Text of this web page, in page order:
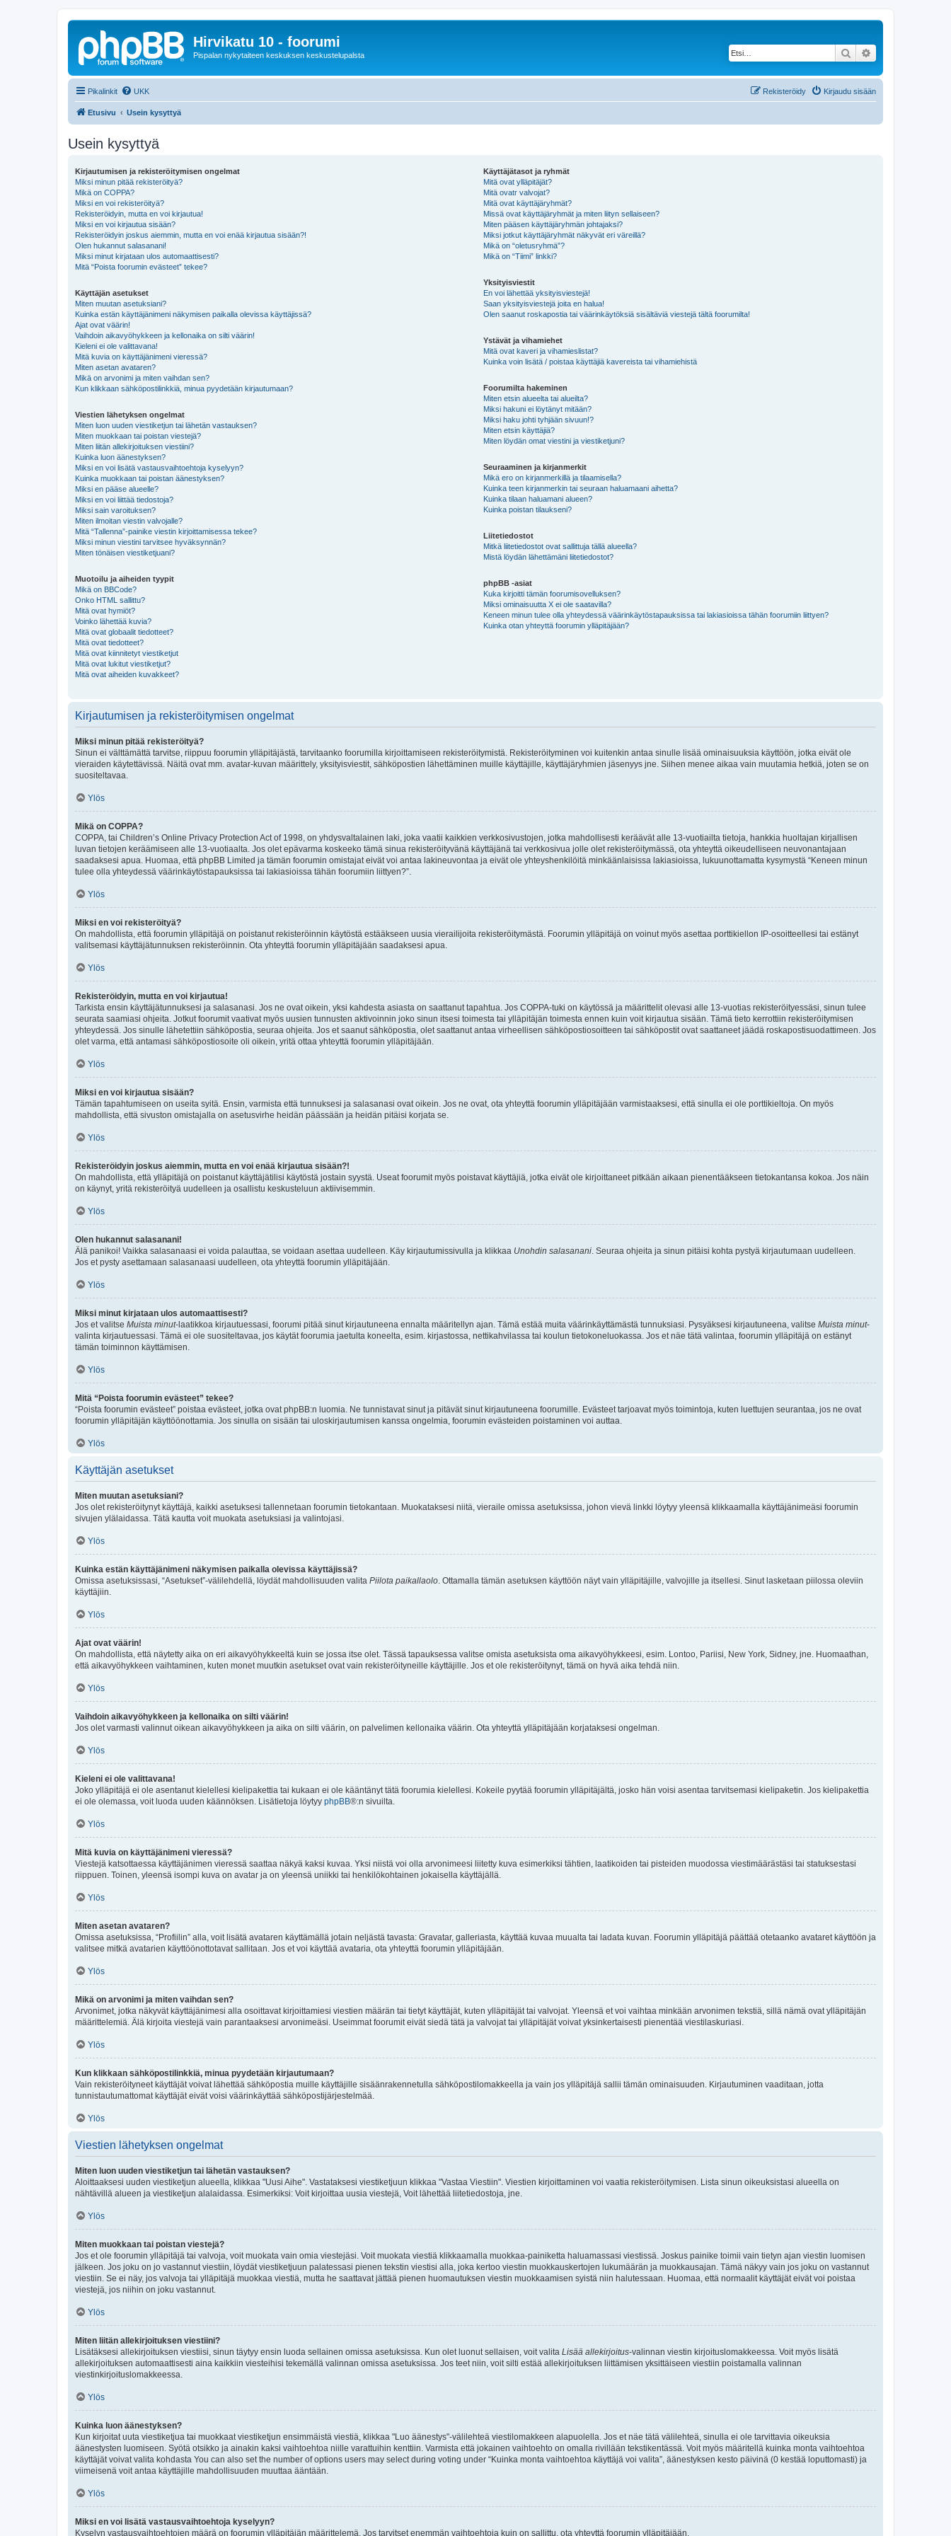
Hirvikatu 10 - foorumi
Pispalan nykytaiteen keskuksen keskustelupalsta Etsi
Pikalinkit UKK Kirjaudu sisään
Rekisteröidy
Etusivu Usein kysyttyä
Usein kysyttyä
Kirjautumisen ja rekisteröitymisen ongelmat
Miksi minun pitää rekisteröityä?
Mikä on COPPA?
Miksi en voi rekisteröityä?
Rekisteröidyin, mutta en voi kirjautua!
Miksi en voi kirjautua sisään?
Rekisteröidyin joskus aiemmin, mutta en voi enää kirjautua sisään?!
Olen hukannut salasanani!
Miksi minut kirjataan ulos automaattisesti?
Mitä “Poista foorumin evästeet” tekee?
Käyttäjän asetukset
Miten muutan asetuksiani?
Kuinka estän käyttäjänimeni näkymisen paikalla olevissa käyttäjissä?
Ajat ovat väärin!
Vaihdoin aikavyöhykkeen ja kellonaika on silti väärin!
Kieleni ei ole valittavana!
Mitä kuvia on käyttäjänimeni vieressä?
Miten asetan avataren?
Mikä on arvonimi ja miten vaihdan sen?
Kun klikkaan sähköpostilinkkiä, minua pyydetään kirjautumaan?
Viestien lähetyksen ongelmat
Miten luon uuden viestiketjun tai lähetän vastauksen?
Miten muokkaan tai poistan viestejä?
Miten liitän allekirjoituksen viestiini?
Kuinka luon äänestyksen?
Miksi en voi lisätä vastausvaihtoehtoja kyselyyn?
Kuinka muokkaan tai poistan äänestyksen?
Miksi en pääse alueelle?
Miksi en voi liittää tiedostoja?
Miksi sain varoituksen?
Miten ilmoitan viestin valvojalle?
Mitä “Tallenna”-painike viestin kirjoittamisessa tekee?
Miksi minun viestini tarvitsee hyväksynnän?
Miten tönäisen viestiketjuani?
Muotoilu ja aiheiden tyypit
Mikä on BBCode?
Onko HTML sallittu?
Mitä ovat hymiöt?
Voinko lähettää kuvia?
Mitä ovat globaalit tiedotteet?
Mitä ovat tiedotteet?
Mitä ovat kiinnitetyt viestiketjut
Mitä ovat lukitut viestiketjut?
Mitä ovat aiheiden kuvakkeet?
Käyttäjätasot ja ryhmät
Mitä ovat ylläpitäjät?
Mitä ovatr valvojat?
Mitä ovat käyttäjäryhmät?
Missä ovat käyttäjäryhmät ja miten liityn sellaiseen?
Miten pääsen käyttäjäryhmän johtajaksi?
Miksi jotkut käyttäjäryhmät näkyvät eri väreillä?
Mikä on “oletusryhmä”?
Mikä on “Tiimi” linkki?
Yksityisviestit
En voi lähettää yksityisviestejä!
Saan yksityisviestejä joita en halua!
Olen saanut roskapostia tai väärinkäytöksiä sisältäviä viestejä tältä foorumilta!
Ystävät ja vihamiehet
Mitä ovat kaveri ja vihamieslistat?
Kuinka voin lisätä / poistaa käyttäjiä kavereista tai vihamiehistä
Foorumilta hakeminen
Miten etsin alueelta tai alueilta?
Miksi hakuni ei löytänyt mitään?
Miksi haku johti tyhjään sivuun!?
Miten etsin käyttäjiä?
Miten löydän omat viestini ja viestiketjuni?
Seuraaminen ja kirjanmerkit
Mikä ero on kirjanmerkillä ja tilaamisella?
Kuinka teen kirjanmerkin tai seuraan haluamaani aihetta?
Kuinka tilaan haluamani alueen?
Kuinka poistan tilaukseni?
Liitetiedostot
Mitkä liitetiedostot ovat sallittuja tällä alueella?
Mistä löydän lähettämäni liitetiedostot?
phpBB -asiat
Kuka kirjoitti tämän foorumisovelluksen?
Miksi ominaisuutta X ei ole saatavilla?
Keneen minun tulee olla yhteydessä väärinkäytöstapauksissa tai lakiasioissa tähän foorumiin liittyen?
Kuinka otan yhteyttä foorumin ylläpitäjään?
Kirjautumisen ja rekisteröitymisen ongelmat
Miksi minun pitää rekisteröityä?
Sinun ei välttämättä tarvitse, riippuu foorumin ylläpitäjästä, tarvitaanko foorumilla kirjoittamiseen rekisteröitymistä. Rekisteröityminen voi kuitenkin antaa sinulle lisää ominaisuuksia käyttöön, jotka eivät ole
vieraiden käytettävissä. Näitä ovat mm. avatar-kuvan määrittely, yksityisviestit, sähköpostien lähettäminen muille käyttäjille, käyttäjäryhmien jäsenyys jne. Siihen menee aikaa vain muutamia hetkiä, joten se on
suositeltavaa.
Ylös
Mikä on COPPA?
COPPA, tai Children’s Online Privacy Protection Act of 1998, on yhdysvaltalainen laki, joka vaatii kaikkien verkkosivustojen, jotka mahdollisesti keräävät alle 13-vuotiailta tietoja, hankkia huoltajan kirjallisen
luvan tietojen keräämiseen alle 13-vuotiaalta. Jos olet epävarma koskeeko tämä sinua rekisteröityvänä käyttäjänä tai verkkosivua jolle olet rekisteröitymässä, ota yhteyttä oikeudelliseen neuvonantajaan
saadaksesi apua. Huomaa, että phpBB Limited ja tämän foorumin omistajat eivät voi antaa lakineuvontaa ja eivät ole yhteyshenkilöitä minkäänlaisissa lakiasioissa, lukuunottamatta kysymystä “Keneen minun
tulee olla yhteydessä väärinkäytöstapauksissa tai lakiasioissa tähän foorumiin liittyen?”.
Ylös
Miksi en voi rekisteröityä?
On mahdollista, että foorumin ylläpitäjä on poistanut rekisteröinnin käytöstä estääkseen uusia vierailijoita rekisteröitymästä. Foorumin ylläpitäjä on voinut myös asettaa porttikiellon IP-osoitteellesi tai estänyt
valitsemasi käyttäjätunnuksen rekisteröinnin. Ota yhteyttä foorumin ylläpitäjään saadaksesi apua.
Ylös
Rekisteröidyin, mutta en voi kirjautua!
Tarkista ensin käyttäjätunnuksesi ja salasanasi. Jos ne ovat oikein, yksi kahdesta asiasta on saattanut tapahtua. Jos COPPA-tuki on käytössä ja määrittelit olevasi alle 13-vuotias rekisteröityessäsi, sinun tulee
seurata saamiasi ohjeita. Jotkut foorumit vaativat myös uusien tunnusten aktivoinnin joko sinun itsesi toimesta tai ylläpitäjän toimesta ennen kuin voit kirjautua sisään. Tämä tieto kerrottiin rekisteröitymisen
yhteydessä. Jos sinulle lähetettiin sähköpostia, seuraa ohjeita. Jos et saanut sähköpostia, olet saattanut antaa virheellisen sähköpostiosoitteen tai sähköpostit ovat saattaneet jäädä roskapostisuodattimeen. Jos
olet varma, että antamasi sähköpostiosoite oli oikein, yritä ottaa yhteyttä foorumin ylläpitäjään.
Ylös
Miksi en voi kirjautua sisään?
Tämän tapahtumiseen on useita syitä. Ensin, varmista että tunnuksesi ja salasanasi ovat oikein. Jos ne ovat, ota yhteyttä foorumin ylläpitäjään varmistaaksesi, että sinulla ei ole porttikieltoja. On myös
mahdollista, että sivuston omistajalla on asetusvirhe heidän päässään ja heidän pitäisi korjata se.
Ylös
Rekisteröidyin joskus aiemmin, mutta en voi enää kirjautua sisään?!
On mahdollista, että ylläpitäjä on poistanut käyttäjätilisi käytöstä jostain syystä. Useat foorumit myös poistavat käyttäjiä, jotka eivät ole kirjoittaneet pitkään aikaan pienentääkseen tietokantansa kokoa. Jos näin
on käynyt, yritä rekisteröityä uudelleen ja osallistu keskusteluun aktiivisemmin.
Ylös
Olen hukannut salasanani!
Älä panikoi! Vaikka salasanaasi ei voida palauttaa, se voidaan asettaa uudelleen. Käy kirjautumissivulla ja klikkaa Unohdin salasanani . Seuraa ohjeita ja sinun pitäisi kohta pystyä kirjautumaan uudelleen.
Jos et pysty asettamaan salasanaasi uudelleen, ota yhteyttä foorumin ylläpitäjään.
Ylös
Miksi minut kirjataan ulos automaattisesti?
Jos et valitse Muista minut-laatikkoa kirjautuessasi, foorumi pitää sinut kirjautuneena ennalta määritellyn ajan. Tämä estää muita väärinkäyttämästä tunnuksiasi. Pysyäksesi kirjautuneena, valitse Muista minut-
valinta kirjautuessasi. Tämä ei ole suositeltavaa, jos käytät foorumia jaetulta koneelta, esim. kirjastossa, nettikahvilassa tai koulun tietokoneluokassa. Jos et näe tätä valintaa, foorumin ylläpitäjä on estänyt
tämän toiminnon käyttämisen.
Ylös
Mitä “Poista foorumin evästeet” tekee?
“Poista foorumin evästeet” poistaa evästeet, jotka ovat phpBB:n luomia. Ne tunnistavat sinut ja pitävät sinut kirjautuneena foorumille. Evästeet tarjoavat myös toimintoja, kuten luettujen seurantaa, jos ne ovat
foorumin ylläpitäjän käyttöönottamia. Jos sinulla on sisään tai uloskirjautumisen kanssa ongelmia, foorumin evästeiden poistaminen voi auttaa.
Ylös
Käyttäjän asetukset
Miten muutan asetuksiani?
Jos olet rekisteröitynyt käyttäjä, kaikki asetuksesi tallennetaan foorumin tietokantaan. Muokataksesi niitä, vieraile omissa asetuksissa, johon vievä linkki löytyy yleensä klikkaamalla käyttäjänimeäsi foorumin
sivujen ylälaidassa. Tätä kautta voit muokata asetuksiasi ja valintojasi.
Ylös
Kuinka estän käyttäjänimeni näkymisen paikalla olevissa käyttäjissä?
Omissa asetuksissasi, “Asetukset”-välilehdellä, löydät mahdollisuuden valita Piilota paikallaolo . Ottamalla tämän asetuksen käyttöön näyt vain ylläpitäjille, valvojille ja itsellesi. Sinut lasketaan piilossa oleviin
käyttäjiin.
Ylös
Ajat ovat väärin!
On mahdollista, että näytetty aika on eri aikavyöhykkeeltä kuin se jossa itse olet. Tässä tapauksessa valitse omista asetuksista oma aikavyöhykkeesi, esim. Lontoo, Pariisi, New York, Sidney, jne. Huomaathan,
että aikavyöhykkeen vaihtaminen, kuten monet muutkin asetukset ovat vain rekisteröityneille käyttäjille. Jos et ole rekisteröitynyt, tämä on hyvä aika tehdä niin.
Ylös
Vaihdoin aikavyöhykkeen ja kellonaika on silti väärin!
Jos olet varmasti valinnut oikean aikavyöhykkeen ja aika on silti väärin, on palvelimen kellonaika väärin. Ota yhteyttä ylläpitäjään korjataksesi ongelman.
Ylös
Kieleni ei ole valittavana!
Joko ylläpitäjä ei ole asentanut kielellesi kielipakettia tai kukaan ei ole kääntänyt tätä foorumia kielellesi. Kokeile pyytää foorumin ylläpitäjältä, josko hän voisi asentaa tarvitsemasi kielipaketin. Jos kielipakettia
ei ole olemassa, voit luoda uuden käännöksen. Lisätietoja löytyy phpBB®:n sivuilta.
Ylös
Mitä kuvia on käyttäjänimeni vieressä?
Viestejä katsottaessa käyttäjänimen vieressä saattaa näkyä kaksi kuvaa. Yksi niistä voi olla arvonimeesi liitetty kuva esimerkiksi tähtien, laatikoiden tai pisteiden muodossa viestimäärästäsi tai statuksestasi
riippuen. Toinen, yleensä isompi kuva on avatar ja on yleensä uniikki tai henkilökohtainen jokaisella käyttäjällä.
Ylös
Miten asetan avataren?
Omissa asetuksissa, “Profiilin” alla, voit lisätä avataren käyttämällä jotain neljästä tavasta: Gravatar, galleriasta, käyttää kuvaa muualta tai ladata kuvan. Foorumin ylläpitäjä päättää otetaanko avataret käyttöön ja
valitsee mitkä avatarien käyttöönottotavat sallitaan. Jos et voi käyttää avataria, ota yhteyttä foorumin ylläpitäjään.
Ylös
Mikä on arvonimi ja miten vaihdan sen?
Arvonimet, jotka näkyvät käyttäjänimesi alla osoittavat kirjoittamiesi viestien määrän tai tietyt käyttäjät, kuten ylläpitäjät tai valvojat. Yleensä et voi vaihtaa minkään arvonimen tekstiä, sillä nämä ovat ylläpitäjän
määrittelemiä. Älä kirjoita viestejä vain parantaaksesi arvonimeäsi. Useimmat foorumit eivät siedä tätä ja valvojat tai ylläpitäjät voivat yksinkertaisesti pienentää viestilaskuriasi.
Ylös
Kun klikkaan sähköpostilinkkiä, minua pyydetään kirjautumaan?
Vain rekisteröityneet käyttäjät voivat lähettää sähköpostia muille käyttäjille sisäänrakennetulla sähköpostilomakkeella ja vain jos ylläpitäjä sallii tämän ominaisuuden. Kirjautuminen vaaditaan, jotta
tunnistautumattomat käyttäjät eivät voisi väärinkäyttää sähköpostijärjestelmää.
Ylös
Viestien lähetyksen ongelmat
Miten luon uuden viestiketjun tai lähetän vastauksen?
Aloittaaksesi uuden viestiketjun alueella, klikkaa "Uusi Aihe". Vastataksesi viestiketjuun klikkaa "Vastaa Viestiin". Viestien kirjoittaminen voi vaatia rekisteröitymisen. Lista sinun oikeuksistasi alueella on
nähtävillä alueen ja viestiketjun alalaidassa. Esimerkiksi: Voit kirjoittaa uusia viestejä, Voit lähettää liitetiedostoja, jne.
Ylös
Miten muokkaan tai poistan viestejä?
Jos et ole foorumin ylläpitäjä tai valvoja, voit muokata vain omia viestejäsi. Voit muokata viestiä klikkaamalla muokkaa-painiketta haluamassasi viestissä. Joskus painike toimii vain tietyn ajan viestin luomisen
jälkeen. Jos joku on jo vastannut viestiin, löydät viestiketjuun palatessasi pienen tekstin viestisi alla, joka kertoo viestin muokkauskertojen lukumäärän ja muokkausajan. Tämä näkyy vain jos joku on vastannut
viestiin. Se ei näy, jos valvoja tai ylläpitäjä muokkaa viestiä, mutta he saattavat jättää pienen huomautuksen viestin muokkaamisen syistä niin halutessaan. Huomaa, että normaalit käyttäjät eivät voi poistaa
viestejä, jos niihin on joku vastannut.
Ylös
Miten liitän allekirjoituksen viestiini?
Lisätäksesi allekirjoituksen viestiisi, sinun täytyy ensin luoda sellainen omissa asetuksissa. Kun olet luonut sellaisen, voit valita Lisää allekirjoitus-valinnan viestin kirjoituslomakkeessa. Voit myös lisätä
allekirjoituksen automaattisesti aina kaikkiin viesteihisi tekemällä valinnan omissa asetuksissa. Jos teet niin, voit silti estää allekirjoituksen liittämisen yksittäiseen viestiin poistamalla valinnan
viestinkirjoituslomakkeessa.
Ylös
Kuinka luon äänestyksen?
Kun kirjoitat uuta viestiketjua tai muokkaat viestiketjun ensimmäistä viestiä, klikkaa "Luo äänestys"-välilehteä viestilomakkeen alapuolella. Jos et näe tätä välilehteä, sinulla ei ole tarvittavia oikeuksia
äänestysten luomiseen. Syötä otsikko ja ainakin kaksi vaihtoehtoa niille varattuihin kenttiin. Varmista että jokainen vaihtoehto on omalla rivillään tekstikentässä. Voit myös määritellä kuinka monta vaihtoehtoa
käyttäjät voivat valita kohdasta You can also set the number of options users may select during voting under “Kuinka monta vaihtoehtoa käyttäjä voi valita”, äänestyksen kesto päivinä (0 kestää loputtomasti) ja
viimeisenä voit antaa käyttäjille mahdollisuuden muuttaa ääntään.
Ylös
Miksi en voi lisätä vastausvaihtoehtoja kyselyyn?
Kyselyn vastausvaihtoehtojen määrä on foorumin ylläpitäjän määrittelemä. Jos tarvitset enemmän vaihtoehtoja kuin on sallittu, ota yhteyttä foorumin ylläpitäjään.